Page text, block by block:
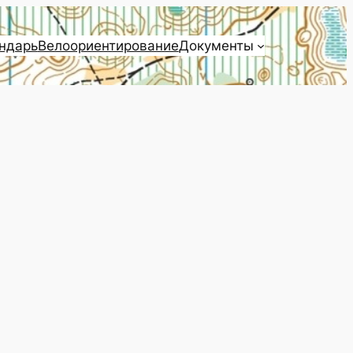
ВелоориентированиеДокументы